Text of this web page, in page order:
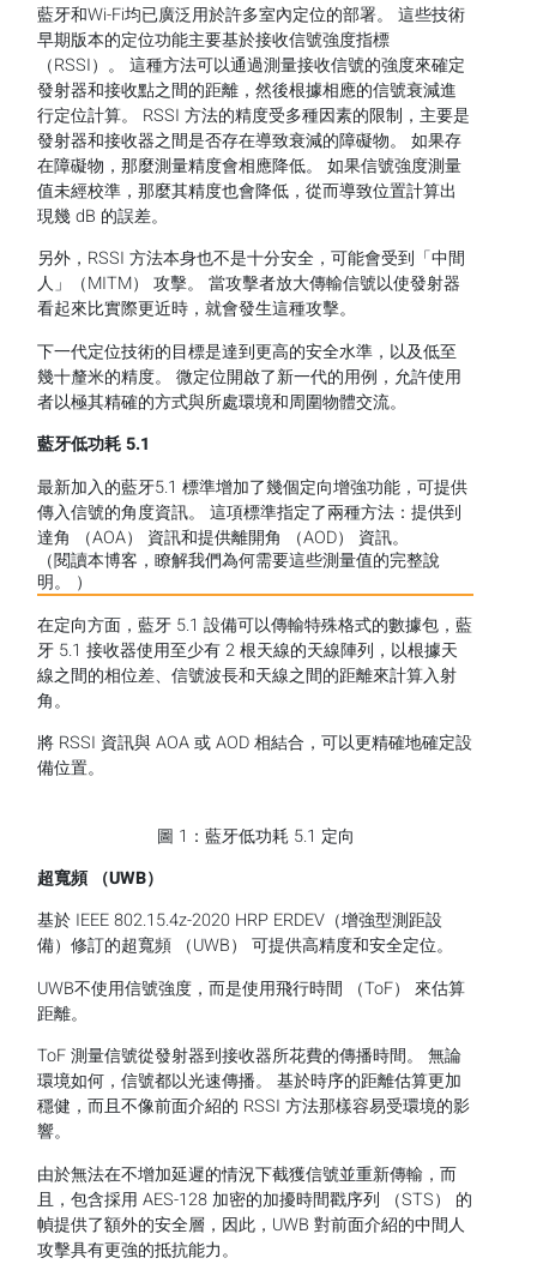
藍牙和Wi-Fi均已廣泛用於許多室內定位的部署。 這些技術
早期版本的定位功能主要基於接收信號強度指標
（RSSI）。 這種方法可以通過測量接收信號的強度來確定
發射器和接收點之間的距離，然後根據相應的信號衰減進
行定位計算。 RSSI 方法的精度受多種因素的限制，主要是
發射器和接收器之間是否存在導致衰減的障礙物。 如果存
在障礙物，那麼測量精度會相應降低。 如果信號強度測量
值未經校準，那麼其精度也會降低，從而導致位置計算出
現幾 dB 的誤差。
另外，RSSI 方法本身也不是十分安全，可能會受到「中間
人」（MITM） 攻擊。 當攻擊者放大傳輸信號以使發射器
看起來比實際更近時，就會發生這種攻擊。
下一代定位技術的目標是達到更高的安全水準，以及低至
幾十釐米的精度。 微定位開啟了新一代的用例，允許使用
者以極其精確的方式與所處環境和周圍物體交流。
藍牙低功耗5.1
最新加入的藍牙5.1 標準增加了幾個定向增強功能，可提供
傳入信號的角度資訊。 這項標準指定了兩種方法：提供到
達角 （AOA） 資訊和提供離開角 （AOD） 資訊。
（閱讀本博客，瞭解我們為何需要這些測量值的完整說
明。 ）
在定向方面，藍牙 5.1 設備可以傳輸特殊格式的數據包，藍
牙 5.1 接收器使用至少有 2 根天線的天線陣列，以根據天
線之間的相位差、信號波長和天線之間的距離來計算入射
角。
將 RSSI 資訊與 AOA 或 AOD 相結合，可以更精確地確定設
備位置。
圖 1：藍牙低功耗 5.1 定向
超寬頻
（UWB）
基於 IEEE 802.15.4z-2020 HRP ERDEV（增強型測距設
備）修訂的超寬頻 （UWB） 可提供高精度和安全定位。
UWB不使用信號強度，而是使用飛行時間 （ToF） 來估算
距離。
ToF 測量信號從發射器到接收器所花費的傳播時間。 無論
環境如何，信號都以光速傳播。 基於時序的距離估算更加
穩健，而且不像前面介紹的 RSSI 方法那樣容易受環境的影
響。
由於無法在不增加延遲的情況下截獲信號並重新傳輸，而
且，包含採用 AES-128 加密的加擾時間戳序列 （STS） 的
幀提供了額外的安全層，因此，UWB 對前面介紹的中間人
攻擊具有更強的抵抗能力。